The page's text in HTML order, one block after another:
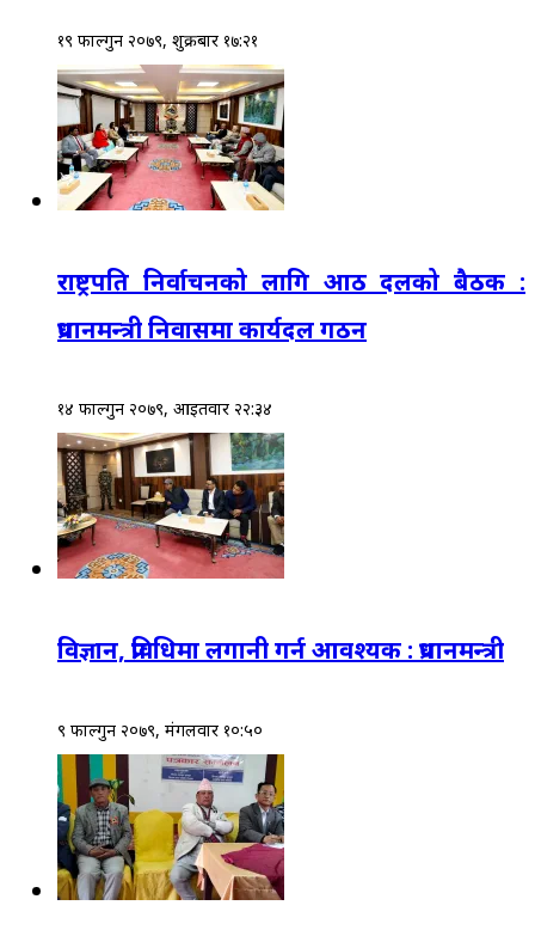
१९ फाल्गुन २०७९, शुक्रबार १७:२१
राष्ट्रपति निर्वाचनको लागि आठ दलको बैठक :
प्रधानमन्त्री निवासमा कार्यदल गठन
१४ फाल्गुन २०७९, आईतवार २२:३४
विज्ञान, प्रविधिमा लगानी गर्न आवश्यक : प्रधानमन्त्री
९ फाल्गुन २०७९, मंगलवार १०:५०